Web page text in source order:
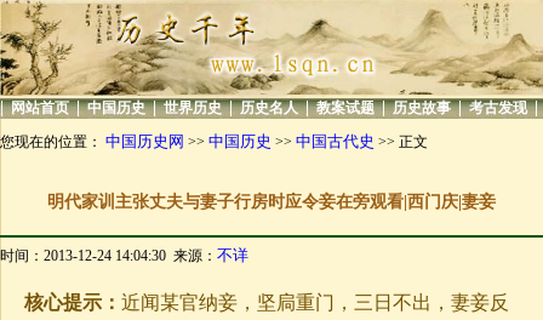
| 网站首页 | 中国历史 | 世界历史 | 历史名人 | 教案试题 | 历史故事 | 考古发现 |
您现在的位置： 中国历史网 >> 中国历史 >> 中国古代史 >> 正文
明代家训主张丈夫与妻子行房时应令妾在旁观看|西门庆|妻妾
时间：2013-12-24 14:04:30 来源： 不详
核心提示： 近闻某官纳妾，坚扃重门，三日不出，妻妾反